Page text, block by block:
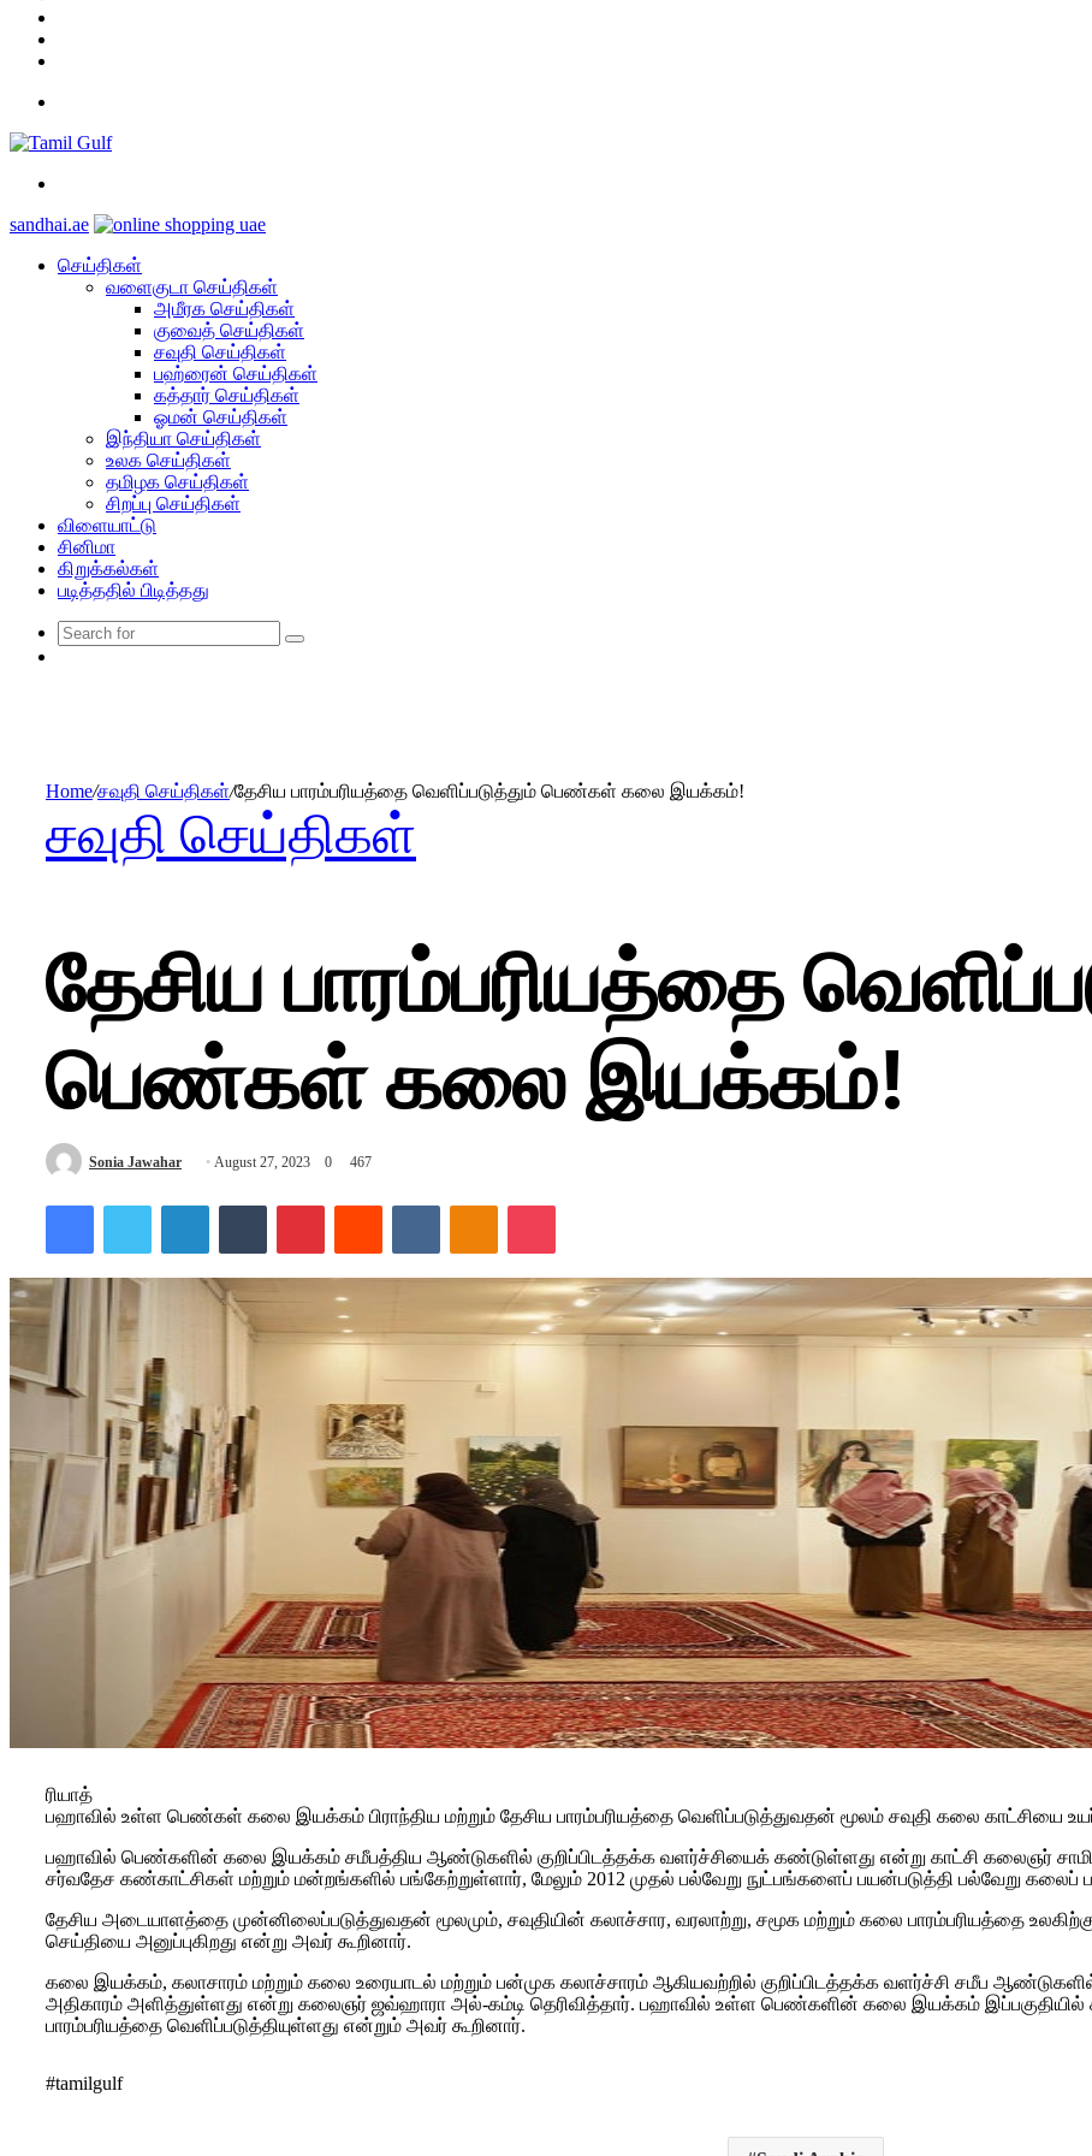
sandhai.ae
செய்திகள்
வளைகுடா செய்திகள்
அமீரக செய்திகள்
குவைத் செய்திகள்
சவுதி செய்திகள்
பஹ்ரைன் செய்திகள்
கத்தார் செய்திகள்
ஓமன் செய்திகள்
இந்தியா செய்திகள்
உலக செய்திகள்
தமிழக செய்திகள்
சிறப்பு செய்திகள்
விளையாட்டு
சினிமா
கிறுக்கல்கள்
படித்ததில் பிடித்தது
Search
Home/சவுதி செய்திகள்/தேசிய பாரம்பரியத்தை வெளிப்படுத்தும் பெண்கள் கலை இயக்கம்!
சவுதி செய்திகள்
தேசிய பாரம்பரியத்தை
பெண்கள் கலை இயக்கம்!
Sonia Jawahar
Send August 27, 2023 0 467
FacebookTwitterLinkedInTumblrPinterestReddit VKontakteOdnoklassniki
Pocket
ரியாத்
பஹாவில் உள்ள பெண்கள் கலை இயக்கம் பிராந்திய மற்றும் தேசிய பாரம்பரியத்தை வெளிப்படுத்துவதன் மூலம் சவுதி கலை காட்சியை
பஹாவில் பெண்களின் கலை இயக்கம் சமீபத்திய ஆண்டுகளில் குறிப்பிடத்தக்க வளர்ச்சியைக் கண்டுள்ளது என்று காட்சி கலைஞர்
சர்வதேச கண்காட்சிகள் மற்றும் மன்றங்களில் பங்கேற்றுள்ளார், மேலும் 2012 முதல் பல்வேறு நுட்பங்களைப் பயன்படுத்தி பல்வேறு கலைப்
தேசிய அடையாளத்தை முன்னிலைப்படுத்துவதன் மூலமும், சவுதியின் கலாச்சார, வரலாற்று, சமூக மற்றும் கலை பாரம்பரியத்தை
செய்தியை அனுப்புகிறது என்று அவர் கூறினார்.
கலை இயக்கம், கலாசாரம் மற்றும் கலை உரையாடல் மற்றும் பன்முக கலாச்சாரம் ஆகியவற்றில் குறிப்பிடத்தக்க வளர்ச்சி சமீப
அதிகாரம் அளித்துள்ளது என்று கலைஞர் ஜவ்ஹாரா அல்-கம்டி தெரிவித்தார். பஹாவில் உள்ள பெண்களின் கலை இயக்கம் இப்பகுதியில்
பாரம்பரியத்தை வெளிப்படுத்தியுள்ளது என்றும் அவர் கூறினார்.
#tamilgulf